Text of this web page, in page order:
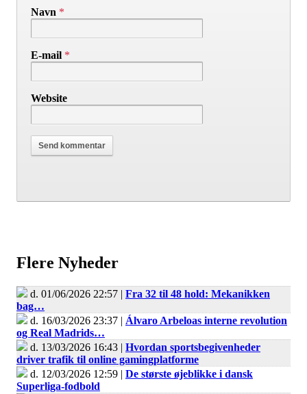
Navn *
E-mail *
Website
Flere Nyheder
d. 01/06/2026 22:57 | Fra 32 til 48 hold: Mekanikken
bag…
d. 16/03/2026 23:37 | Álvaro Arbeloas interne revolution
og Real Madrids…
d. 13/03/2026 16:43 | Hvordan sportsbegivenheder
driver trafik til online gamingplatforme
d. 12/03/2026 12:59 | De største øjeblikke i dansk
Superliga-fodbold